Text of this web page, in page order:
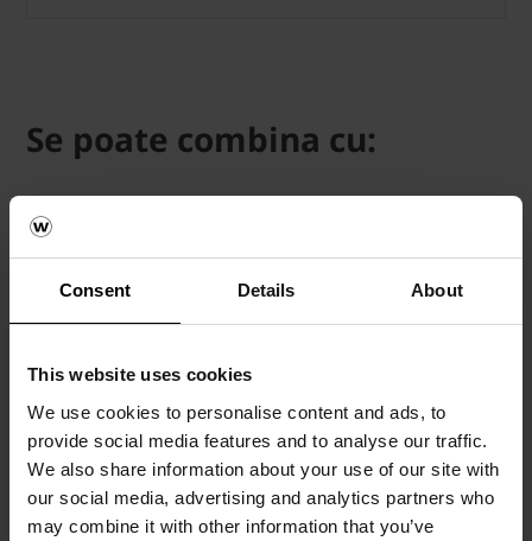
Consent Details About
This website uses cookies
We use cookies to personalise content and ads, to
provide social media features and to analyse our traffic.
We also share information about your use of our site with
our social media, advertising and analytics partners who
may combine it with other information that you’ve
Se poate combina cu:
Next